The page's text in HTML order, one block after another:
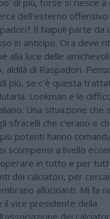
dell'esterno offensivo
Il Napoli parte da
in anticipo. Ora deve
alla luce delle
di Raspadori.
più, se c’è questa
Lookman e le
Una situazione che
sfracelli che c'erano e
potenti hanno
scompensi a livello
in tutto e per
dei calciatori, per
allucinanti. Mi fa
il vice presidente della
dei